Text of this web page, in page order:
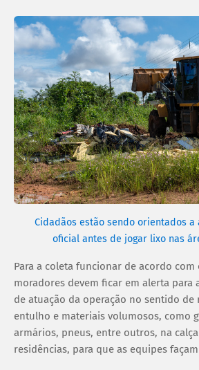
Cidadãos estão sendo orientados a
oficial antes de jogar lixo nas
Para a coleta funcionar de acordo
moradores devem ficar em alerta para
de atuação da operação no sentido
entulho e materiais volumosos, como
armários, pneus, entre outros, na
residências, para que as equipes